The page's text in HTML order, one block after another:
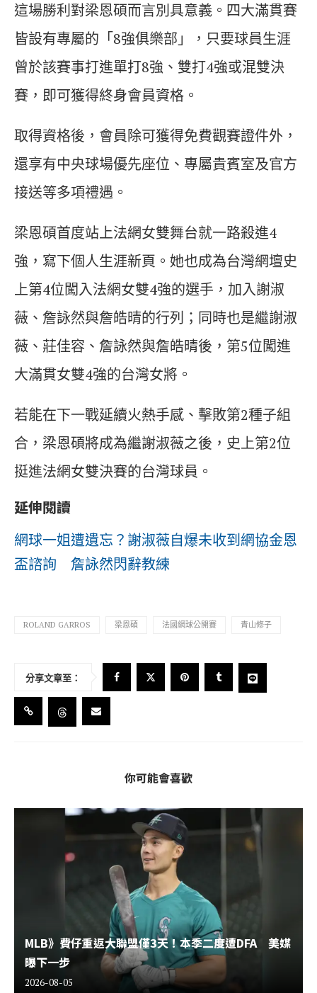
這場勝利對梁恩碩而言別具意義。四大滿貫賽
皆設有專屬的「8強俱樂部」，只要球員生涯
曾於該賽事打進單打8強、雙打4強或混雙決
賽，即可獲得終身會員資格。
取得資格後，會員除可獲得免費觀賽證件外，
還享有中央球場優先座位、專屬貴賓室及官方
接送等多項禮遇。
梁恩碩首度站上法網女雙舞台就一路殺進4
強，寫下個人生涯新頁。她也成為台灣網壇史
上第4位闖入法網女雙4強的選手，加入謝淑
薇、詹詠然與詹皓晴的行列；同時也是繼謝淑
薇、莊佳容、詹詠然與詹皓晴後，第5位闖進
大滿貫女雙4強的台灣女將。
若能在下一戰延續火熱手感、擊敗第2種子組
合，梁恩碩將成為繼謝淑薇之後，史上第2位
挺進法網女雙決賽的台灣球員。
延伸閱讀
網球一姐遭遺忘？謝淑薇自爆未收到網協金恩
盃諮詢 詹詠然閃辭教練
ROLAND GARROS 梁恩碩 法國網球公開賽 青山修子
分享文章至：
你可能會喜歡
MLB》費仔重返大聯盟僅3天！本季二度遭DFA 美媒
曝下一步
2026-08-05